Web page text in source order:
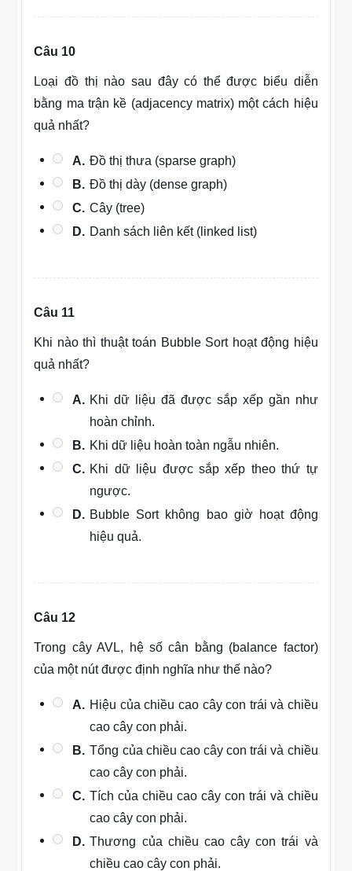
Câu 10
Loại đồ thị nào sau đây có thể được biểu diễn
bằng ma trận kề (adjacency matrix) một cách hiệu
quả nhất?
A. Đồ thị thưa (sparse graph)
B. Đồ thị dày (dense graph)
C. Cây (tree)
D. Danh sách liên kết (linked list)
Câu 11
Khi nào thì thuật toán Bubble Sort hoạt động hiệu
quả nhất?
A. Khi dữ liệu đã được sắp xếp gần như
hoàn chỉnh.
B. Khi dữ liệu hoàn toàn ngẫu nhiên.
C. Khi dữ liệu được sắp xếp theo thứ tự
ngược.
D. Bubble Sort không bao giờ hoạt động
hiệu quả.
Câu 12
Trong cây AVL, hệ số cân bằng (balance factor)
của một nút được định nghĩa như thế nào?
A. Hiệu của chiều cao cây con trái và chiều
cao cây con phải.
B. Tổng của chiều cao cây con trái và chiều
cao cây con phải.
C. Tích của chiều cao cây con trái và chiều
cao cây con phải.
D. Thương của chiều cao cây con trái và
chiều cao cây con phải.